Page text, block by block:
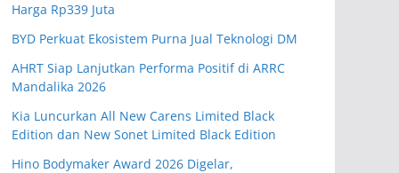
Harga Rp339 Juta
BYD Perkuat Ekosistem Purna Jual Teknologi DM
AHRT Siap Lanjutkan Performa Positif di ARRC
Mandalika 2026
Kia Luncurkan All New Carens Limited Black
Edition dan New Sonet Limited Black Edition
Hino Bodymaker Award 2026 Digelar,